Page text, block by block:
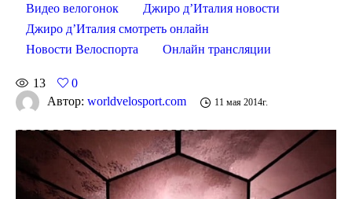
Видео велогонок
Джиро д’Италия новости
Джиро д’Италия смотреть онлайн
Новости Велоспорта
Онлайн трансляции
13
0
Автор: worldvelosport.com 11 мая 2014г.